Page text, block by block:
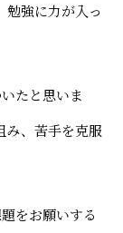
勉強に力が入っ
たと思いま
み、苦手を克服
をお願いする